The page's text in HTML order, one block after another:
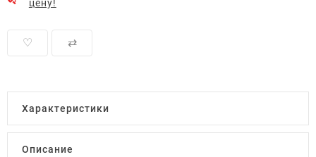
цену!
♡ ⇄
Характеристики
Описание